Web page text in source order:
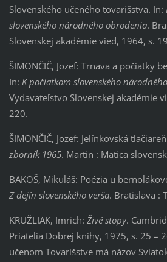
Slovenského učeného tovarišstva. In:
slovenského národného obrodenia.
Slovenskej akadémie vied, 1964, s.
ŠIMONČIČ, Jozef: Trnava a počiatky
In: K počiatkom slovenského
Vydavateľstvo Slovenskej akadémie
220.
ŠIMONČIČ, Jozef: Jelínkovská
zborník 1965. Martin : Matica
BAKOŠ, Mikuláš: Poézia u
Z dejín slovenského verša. Bratislava :
KRUŽLIAK, Imrich: Živé stopy.
Priatelia Dobrej knihy, 1975, s. 25 –
učenom Tovarišstve má názov